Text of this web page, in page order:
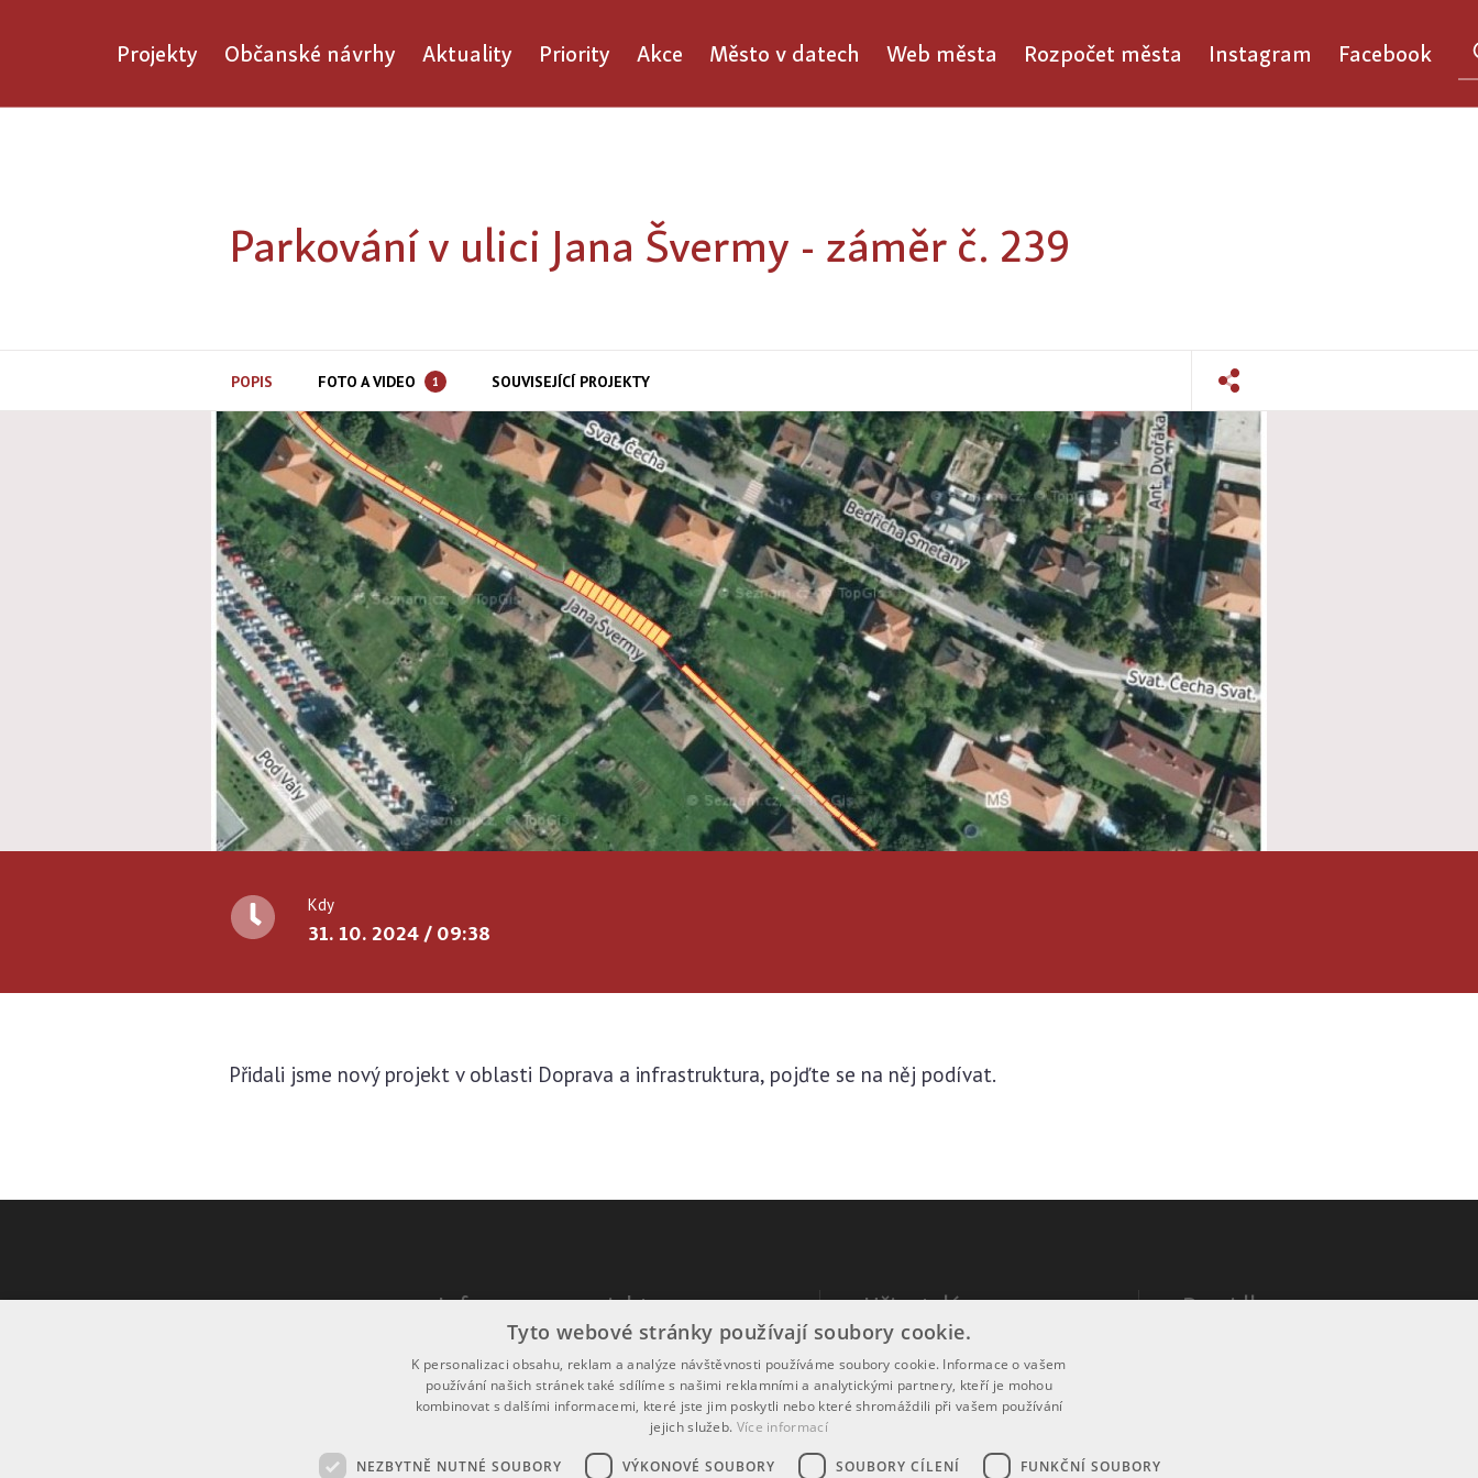
Projekty Občanské návrhy Aktuality Priority Akce Město v datech Web města Rozpočet města Instagram Facebook
Parkování v ulici Jana Švermy - záměr č. 239
POPIS FOTO A VIDEO 1 SOUVISEJÍCÍ PROJEKTY
Kdy
31. 10. 2024 / 09:38
Přidali jsme nový projekt v oblasti Doprava a infrastruktura, pojďte se na něj podívat.
Informace o projektu
Více informací o projektu
Provozovatelem webu je Uherský Brod
© Copyright 2026
AQE advisors, a.s.
Uživatelé
Registrace
Přihlášení
Pravidla
Tyto webové stránky používají soubory cookie.
K personalizaci obsahu, reklam a analýze návštěvnosti používáme soubory cookie. Informace o vašem
používání našich stránek také sdílíme s našimi reklamními a analytickými partnery, kteří je mohou
kombinovat s dalšími informacemi, které jste jim poskytli nebo které shromáždili při vašem používání
jejich služeb. Více informací
NEZBYTNĚ NUTNÉ SOUBORY VÝKONOVÉ SOUBORY SOUBORY CÍLENÍ FUNKČNÍ SOUBORY